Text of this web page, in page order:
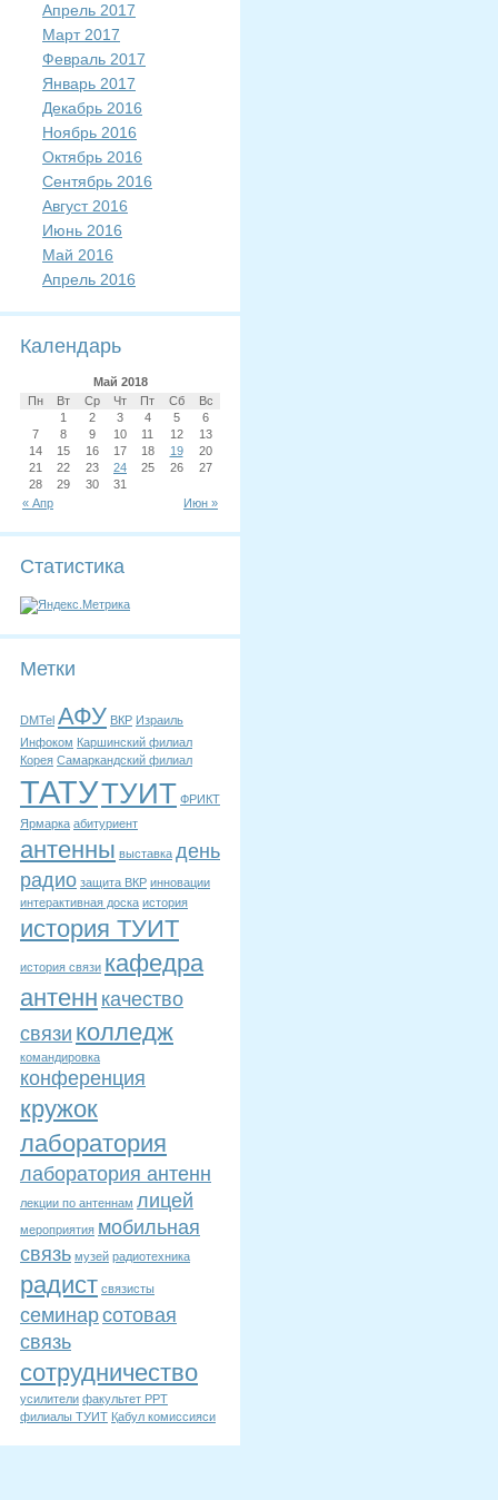
Апрель 2017
Март 2017
Февраль 2017
Январь 2017
Декабрь 2016
Ноябрь 2016
Октябрь 2016
Сентябрь 2016
Август 2016
Июнь 2016
Май 2016
Апрель 2016
Календарь
Май 2018
Пн
Вт Ср Чт Пт Сб Вс
« Апр Июн »
1 2 3 4 5
6
7
8 9 10 11 12
13
14
15 16 17 18 19
20
21
22 23 24 25 26
27
28
29 30 31
Статистика
Метки
DMTel АФУ ВКР Израиль
Инфоком Каршинский филиал
Корея Самаркандский филиал
ТАТУТУИТ ФРИКТ
Ярмарка абитуриент
антенны выставка день
радио защита ВКР инновации
интерактивная доска история
история ТУИТ
история связи кафедра
антенн качество
связи колледж
командировка
конференция
кружок
лаборатория
лаборатория антенн
лекции по антеннам лицей
мероприятия мобильная
связь музей радиотехника
радист связисты
семинарсотовая
связь
сотрудничество
усилители факультет РРТ
филиалы ТУИТ Қабул комиссияси